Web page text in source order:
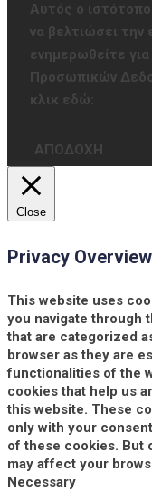
Αυτός ο
να βελτιώσει την
ενημερωθείτε
Προσωπικών
κλικ εδώ:
ΑΠΟΔΟΧΗ
Close
Privacy Overview
This website uses
you navigate through
that are categorized
browser as they are
functionalities of the
cookies that help us
this website. These
only with your
of these cookies. But
may affect your
Necessary